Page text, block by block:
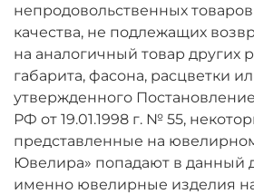
непродовольственных
качества, не подлежащих
на аналогичный товар других
габарита, фасона, расцветки
утвержденного
РФ от 19.01.1998 г. № 55,
представленные на
Ювелира» попадают в данный
именно ювелирные изделия